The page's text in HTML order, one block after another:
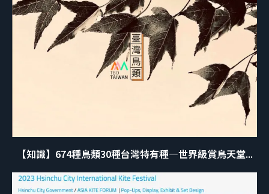
【知識】674種鳥類30種台灣特有種—世界級賞鳥天堂...